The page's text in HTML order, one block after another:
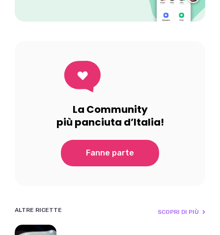
La Community
più panciuta d’Italia!
Fanne parte
ALTRE RICETTE SCOPRI DI PIÙ